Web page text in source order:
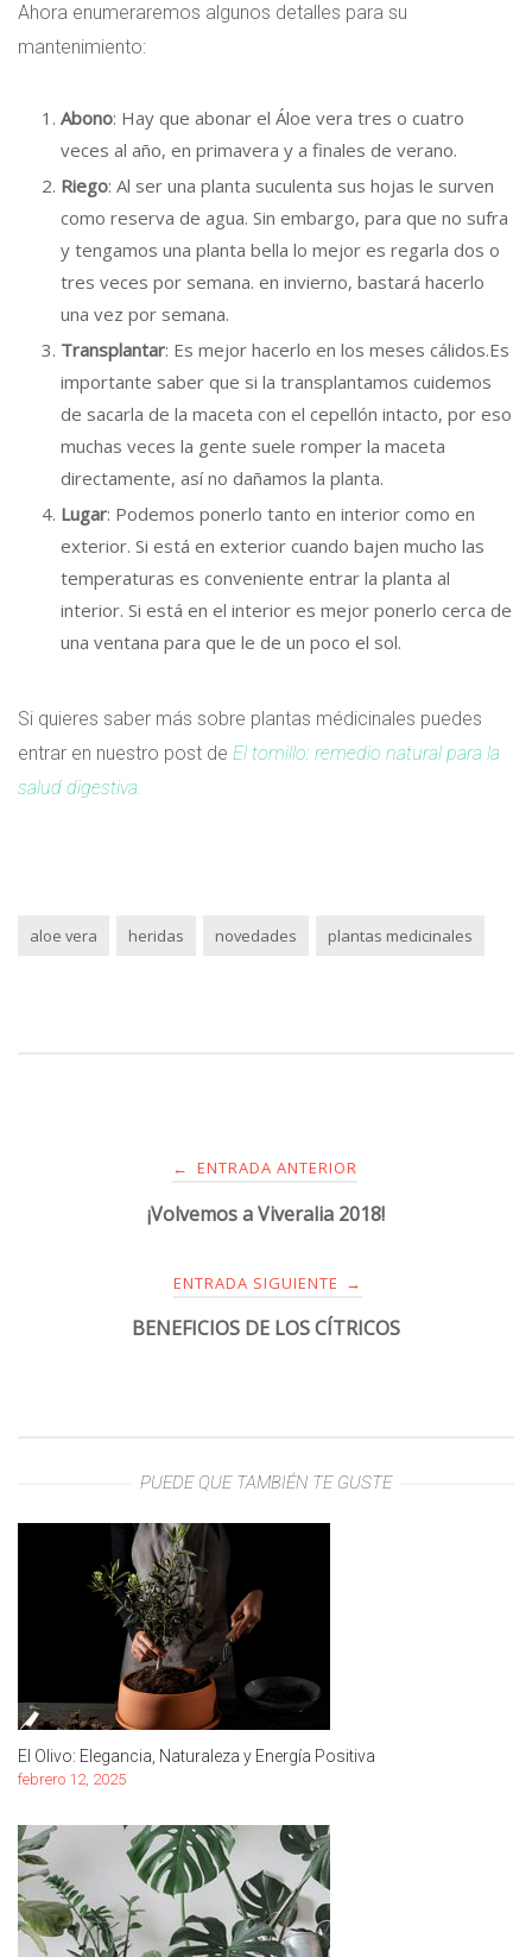
Ahora enumeraremos algunos detalles para su
mantenimiento:
Abono: Hay que abonar el Áloe vera tres o cuatro
veces al año, en primavera y a finales de verano.
Riego: Al ser una planta suculenta sus hojas le surven
como reserva de agua. Sin embargo, para que no sufra
y tengamos una planta bella lo mejor es regarla dos o
tres veces por semana. en invierno, bastará hacerlo
una vez por semana.
Transplantar: Es mejor hacerlo en los meses cálidos.Es
importante saber que si la transplantamos cuidemos
de sacarla de la maceta con el cepellón intacto, por eso
muchas veces la gente suele romper la maceta
directamente, así no dañamos la planta.
Lugar: Podemos ponerlo tanto en interior como en
exterior. Si está en exterior cuando bajen mucho las
temperaturas es conveniente entrar la planta al
interior. Si está en el interior es mejor ponerlo cerca de
una ventana para que le de un poco el sol.
Si quieres saber más sobre plantas médicinales puedes
entrar en nuestro post de El tomillo: remedio natural para la
salud digestiva.
aloe vera heridas novedades plantas medicinales
← ENTRADA ANTERIOR
¡Volvemos a Viveralia 2018!
ENTRADA SIGUIENTE →
BENEFICIOS DE LOS CÍTRICOS
PUEDE QUE TAMBIÉN TE GUSTE
El Olivo: Elegancia, Naturaleza y Energía Positiva
febrero 12, 2025